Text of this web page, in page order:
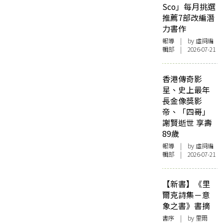
Sco」每月挑選
推薦7部改編潛
力書作
報導 | by 虛詞編
輯部 | 2026-07-21
香港傳奇影
星、史上最年
長金像獎影
帝、「四哥」
謝賢逝世 享壽
89歲
報導 | by 虛詞編
輯部 | 2026-07-21
【新書】《里
爾克詩集－意
象之書》書摘
書序 | by 里爾